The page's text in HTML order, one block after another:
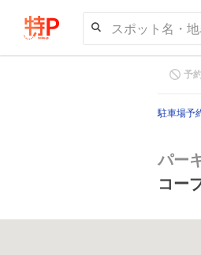
スポット名・地
予
駐車場予
パー
コー